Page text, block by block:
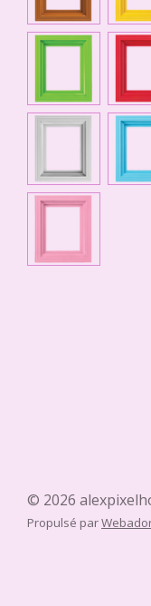
© 2026
Propulsé par